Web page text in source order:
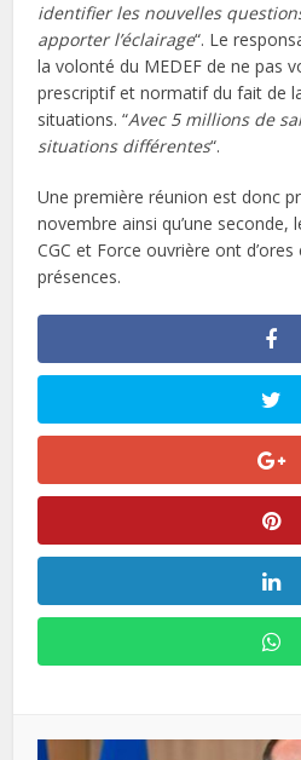
identifier les nouvelles
apporter l’éclairage“. Le
la volonté du MEDEF de ne pas
prescriptif et normatif du fait de
situations. “Avec 5 millions de
situations différentes“.
Une première réunion est donc
novembre ainsi qu’une seconde,
CGC et Force ouvrière ont
présences.